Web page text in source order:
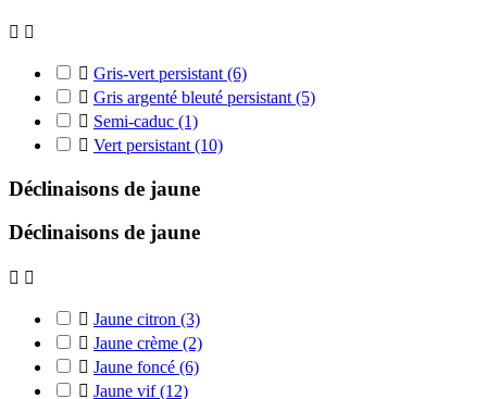
 
 Gris-vert persistant (6)
 Gris argenté bleuté persistant (5)
 Semi-caduc (1)
 Vert persistant (10)
Déclinaisons de jaune
Déclinaisons de jaune
 
 Jaune citron (3)
 Jaune crème (2)
 Jaune foncé (6)
 Jaune vif(12)